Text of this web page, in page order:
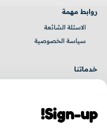
روابط مهمة
الاسئلة الشائعة
سياسة الخصوصية
خدماتنا
إدارة مشاريع
جميع الخدمات
Sign-up!